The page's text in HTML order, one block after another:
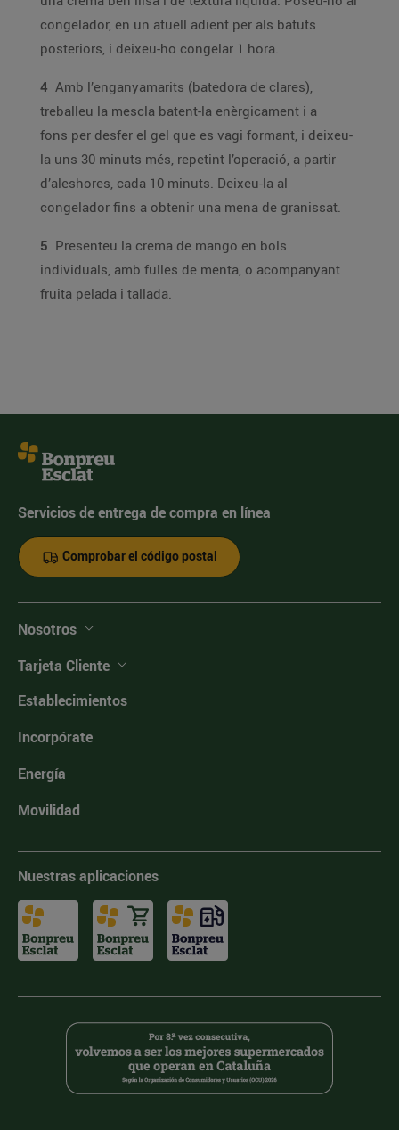
congelador, en un atuell adient per als batuts
posteriors, i deixeu-ho congelar 1 hora.
4 Amb l’enganyamarits (batedora de clares),
treballeu la mescla batent-la enèrgicament i a
fons per desfer el gel que es vagi formant, i deixeu-
la uns 30 minuts més, repetint l’operació, a partir
d’aleshores, cada 10 minuts. Deixeu-la al
congelador fins a obtenir una mena de granissat.
5 Presenteu la crema de mango en bols
individuals, amb fulles de menta, o acompanyant
fruita pelada i tallada.
Servicios de entrega de compra en línea
Comprobar el código postal
Nosotros
Tarjeta Cliente
Establecimientos
Incorpórate
Energía
Movilidad
Nuestras aplicaciones